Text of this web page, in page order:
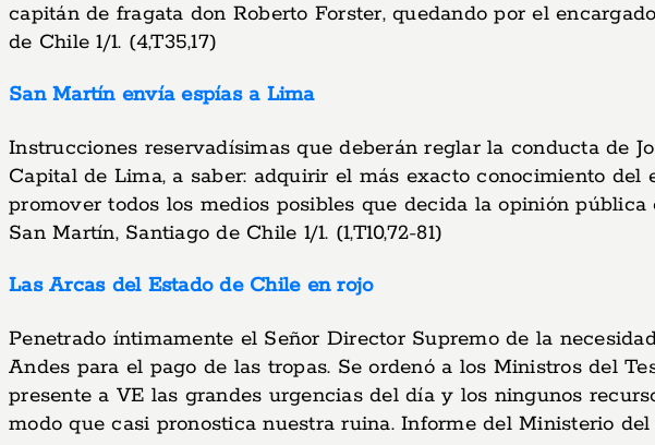
capitán de fragata don Roberto Forster, quedando por el
de Chile 1/1. (4,T35,17)
San Martín envía espías a Lima
Instrucciones reservadísimas que deberán reglar la conducta de
Capital de Lima, a saber: adquirir el más exacto conocimiento
promover todos los medios posibles que decida la opinión
San Martín, Santiago de Chile 1/1. (1,T10,72-81)
Las Arcas del Estado de Chile en rojo
Penetrado íntimamente el Señor Director Supremo de la
Andes para el pago de las tropas. Se ordenó a los Ministros del
presente a VE las grandes urgencias del día y los ningunos
modo que casi pronostica nuestra ruina. Informe del Ministerio del